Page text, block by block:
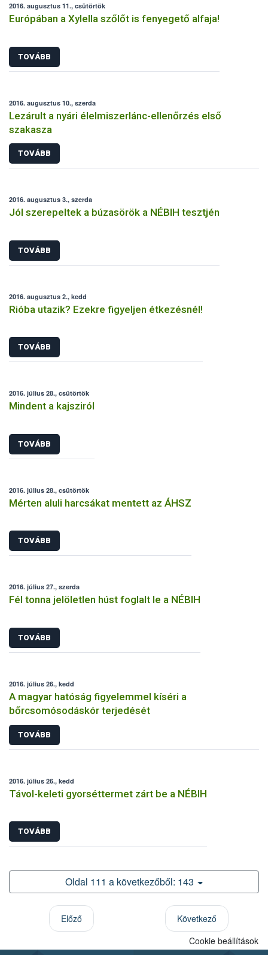
2016. augusztus 11., csütörtök
Európában a Xylella szőlőt is fenyegető alfaja!
TOVÁBB
2016. augusztus 10., szerda
Lezárult a nyári élelmiszerlánc-ellenőrzés első
szakasza
TOVÁBB
2016. augusztus 3., szerda
Jól szerepeltek a búzasörök a NÉBIH tesztjén
TOVÁBB
2016. augusztus 2., kedd
Rióba utazik? Ezekre figyeljen étkezésnél!
TOVÁBB
2016. július 28., csütörtök
Mindent a kajsziról
TOVÁBB
2016. július 28., csütörtök
Mérten aluli harcsákat mentett az ÁHSZ
TOVÁBB
2016. július 27., szerda
Fél tonna jelöletlen húst foglalt le a NÉBIH
TOVÁBB
2016. július 26., kedd
A magyar hatóság figyelemmel kíséri a
bőrcsomósodáskór terjedését
TOVÁBB
2016. július 26., kedd
Távol-keleti gyorséttermet zárt be a NÉBIH
TOVÁBB
Oldal 111 a következőből: 143
Előző
Következő
Cookie beállítások